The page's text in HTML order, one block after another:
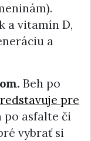
a vitamín D,
a
Beh po
pre
po asfalte či
vybrať si